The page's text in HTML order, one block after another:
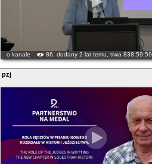
o kanale 86, dodany 2 lat temu, trwa 838:59:59
pzj